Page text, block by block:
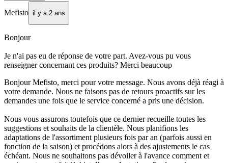
Mefisto il y a 2 ans
Bonjour
Je n'ai pas eu de réponse de votre part. Avez-vous pu vous
renseigner concernant ces produits? Merci beaucoup
Bonjour Mefisto, merci pour votre message. Nous avons déjà réagi à
votre demande. Nous ne faisons pas de retours proactifs sur les
demandes une fois que le service concerné a pris une décision.
Nous vous assurons toutefois que ce dernier recueille toutes les
suggestions et souhaits de la clientèle. Nous planifions les
adaptations de l'assortiment plusieurs fois par an (parfois aussi en
fonction de la saison) et procédons alors à des ajustements le cas
échéant. Nous ne souhaitons pas dévoiler à l'avance comment et